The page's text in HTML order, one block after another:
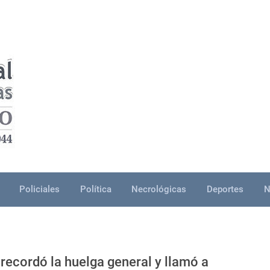
Policiales Política Necrológicas Deportes
la huelga general y llamó a